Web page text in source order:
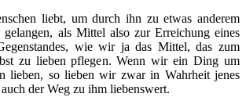
liebt, um durch ihn zu etwas anderem
gelangen, als Mittel also zur Erreichung eines
wie wir ja das Mittel, das zum
zu lieben pflegen. Wenn wir ein Ding um
lieben, so lieben wir zwar in Wahrheit jenes
der Weg zu ihm liebenswert.